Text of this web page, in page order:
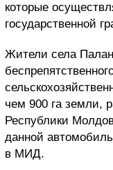
которые
государственной
Жители села
чем 900 га земли,
Республики
данной
в МИД.